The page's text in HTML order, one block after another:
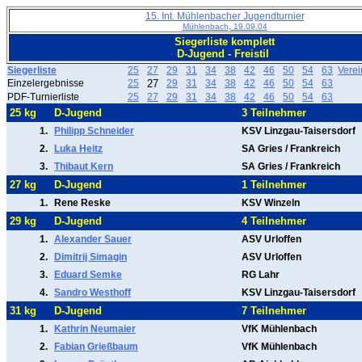
15. Int. Mühlenbacher Jugendturnier
Mühlenbach, 19.09.04
Siegerliste komplett
D-Jugend - Freistil
Siegerliste 25 27 29 31 34 38 42 46 50 54 63
Einzelergebnisse
25 27 29 31 34 38 42 46 50 54
63
PDF-Turnierliste
25 27 29 31 34 38 42 46 50 54 63
25 kg D-Jugend 3 Teilnehmer
1. Philipp Schneider
KSV Linzgau-Taisersdorf
2.
Luka Heitz
SA Gries / Frankreich
3. Thibaut Kern SA Gries / Frankreich
27 kg D-Jugend 1 Teilnehmer
1. Rene Reske KSV Winzeln
29 kg D-Jugend 4 Teilnehmer
1. Alexander Sauer
ASV Urloffen
2.
Dimitrij Simagin
ASV Urloffen
3.
Eduard Semke
RG Lahr
4. Sandro Westhoff KSV Linzgau-Taisersdorf
31 kg D-Jugend 7 Teilnehmer
1. Kathrin Neumaier
VfK Mühlenbach
2.
Fabian Grießbaum
VfK Mühlenbach